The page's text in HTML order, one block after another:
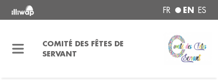
FR EN ES
COMITÉ DES FÊTES DE
SERVANT